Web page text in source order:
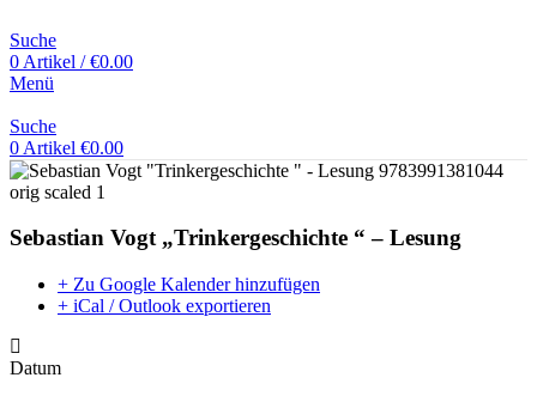
Suche
0 Artikel / €0.00
Menü
Suche
0 Artikel €0.00
Sebastian Vogt „Trinkergeschichte “ – Lesung
+ Zu Google Kalender hinzufügen
+ iCal / Outlook exportieren
Datum